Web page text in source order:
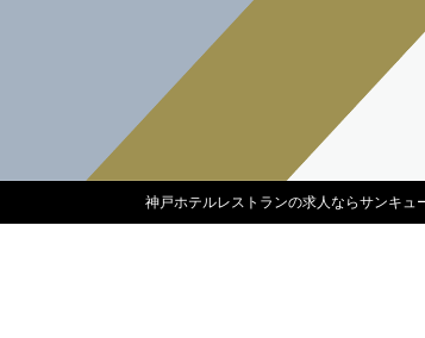
神戸ホテルレストランの求人ならサンキュ